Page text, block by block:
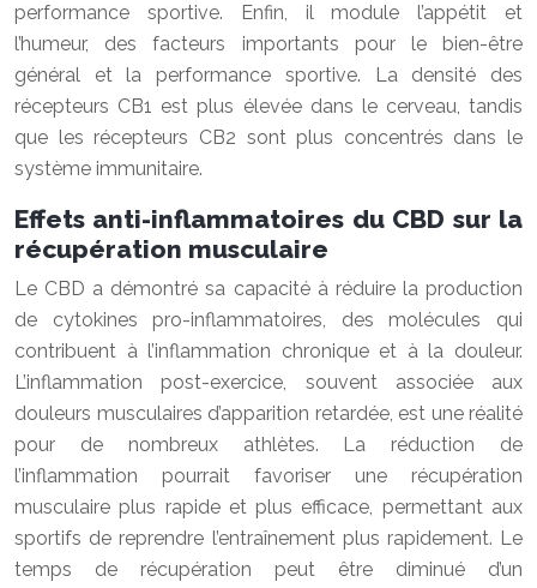
performance sportive. Enfin, il module l’appétit et
l’humeur, des facteurs importants pour le bien-être
général et la performance sportive. La densité des
récepteurs CB1 est plus élevée dans le cerveau, tandis
que les récepteurs CB2 sont plus concentrés dans le
système immunitaire.
Effets anti-inflammatoires du CBD sur la
récupération musculaire
Le CBD a démontré sa capacité à réduire la production
de cytokines pro-inflammatoires, des molécules qui
contribuent à l’inflammation chronique et à la douleur.
L’inflammation post-exercice, souvent associée aux
douleurs musculaires d’apparition retardée, est une réalité
pour de nombreux athlètes. La réduction de
l’inflammation pourrait favoriser une récupération
musculaire plus rapide et plus efficace, permettant aux
sportifs de reprendre l’entraînement plus rapidement. Le
temps de récupération peut être diminué d’un